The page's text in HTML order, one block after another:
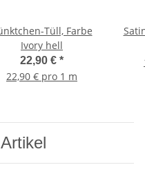
Tüll, Farbe
Ivory hell
22,90 € *
22,90 € pro 1 m